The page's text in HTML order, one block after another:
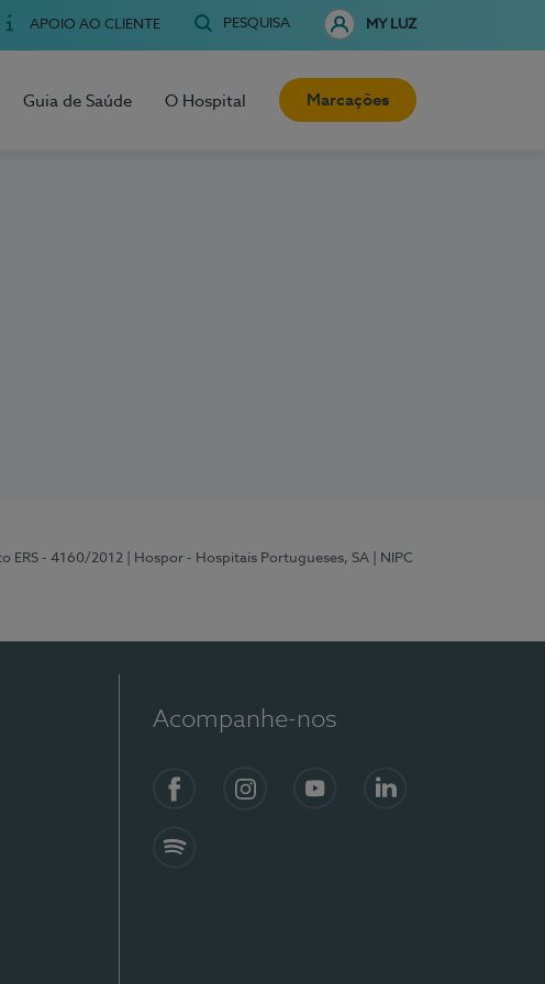
APOIO AO CLIENTE PESQUISA MY LUZ
Guia de Saúde O Hospital Marcações
ERS - 4160/2012 | Hospor - Hospitais Portugueses, SA
| NIPC
Acompanhe-nos